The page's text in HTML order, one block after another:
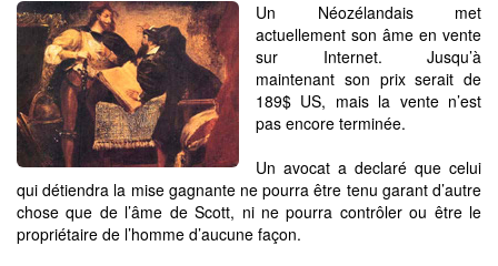
Un Néozélandais met
actuellement son âme en vente
sur Internet. Jusqu’à
maintenant son prix serait de
189$ US, mais la vente n’est
pas encore terminée.
Un avocat a declaré que celui
qui détiendra la mise gagnante ne pourra être tenu garant d’autre
chose que de l’âme de Scott, ni ne pourra contrôler ou être le
propriétaire de l’homme d’aucune façon.